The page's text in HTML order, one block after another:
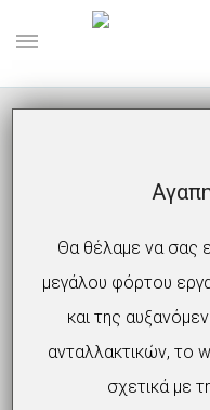
1-MIN
Θα θέλαμε να σας
μεγάλου φόρτου
και της
ανταλλακτικών, το
σχετικά με